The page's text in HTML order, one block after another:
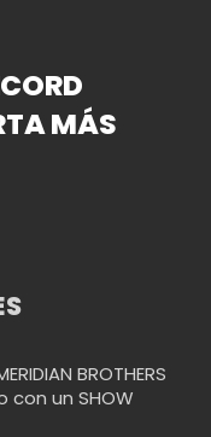
MÁS
BROTHERS
con un SHOW